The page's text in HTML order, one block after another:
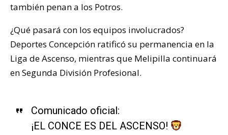
también penan a los Potros.
¿Qué pasará con los equipos involucrados?
Deportes Concepción ratificó su permanencia en la
Liga de Ascenso, mientras que Melipilla continuará
en Segunda División Profesional.
Comunicado oficial:
¡EL CONCE ES DEL ASCENSO!